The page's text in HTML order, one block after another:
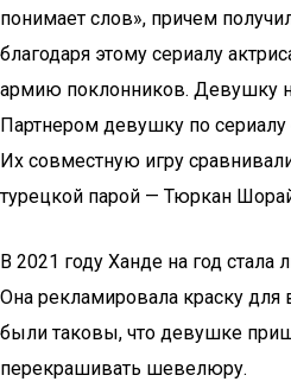
понимает слов», причем
благодаря этому сериалу
армию поклонников. Девушку
Партнером девушку по сериалу
Их совместную игру
турецкой парой — Тюркан
В 2021 году Ханде на год стала
Она рекламировала краску для
были таковы, что девушке
перекрашивать шевелюру.